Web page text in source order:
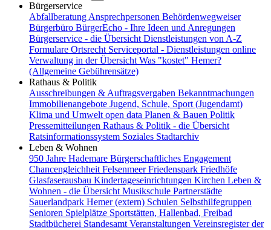
Bürgerservice
Abfallberatung Ansprechpersonen Behördenwegweiser
Bürgerbüro BürgerEcho - Ihre Ideen und Anregungen
Bürgerservice - die Übersicht Dienstleistungen von A-Z
Formulare Ortsrecht Serviceportal - Dienstleistungen online
Verwaltung in der Übersicht Was "kostet" Hemer?
(Allgemeine Gebührensätze)
Rathaus & Politik
Ausschreibungen & Auftragsvergaben Bekanntmachungen
Immobilienangebote Jugend, Schule, Sport (Jugendamt)
Klima und Umwelt open data Planen & Bauen Politik
Pressemitteilungen Rathaus & Politik - die Übersicht
Ratsinformationssystem Soziales Stadtarchiv
Leben & Wohnen
950 Jahre Hademare Bürgerschaftliches Engagement
Chancengleichheit FelsenmeerFriedenspark Friedhöfe
Glasfaserausbau Kindertageseinrichtungen Kirchen Leben &
Wohnen - die Übersicht Musikschule Partnerstädte
Sauerlandpark Hemer (extern) Schulen Selbsthilfegruppen
Senioren Spielplätze Sportstätten, Hallenbad, Freibad
Stadtbücherei Standesamt Veranstaltungen Vereinsregister der